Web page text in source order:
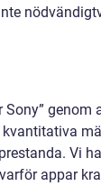
genom
Vi
appar